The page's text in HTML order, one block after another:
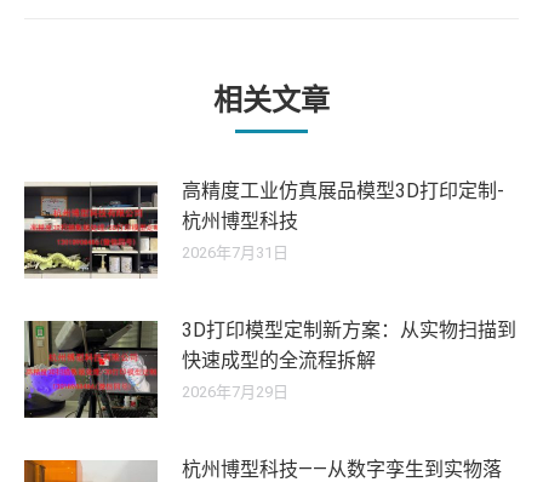
相关文章
高精度工业仿真展品模型3D打印定制-
杭州博型科技
2026年7月31日
3D打印模型定制新方案：从实物扫描到
快速成型的全流程拆解
2026年7月29日
杭州博型科技——从数字孪生到实物落